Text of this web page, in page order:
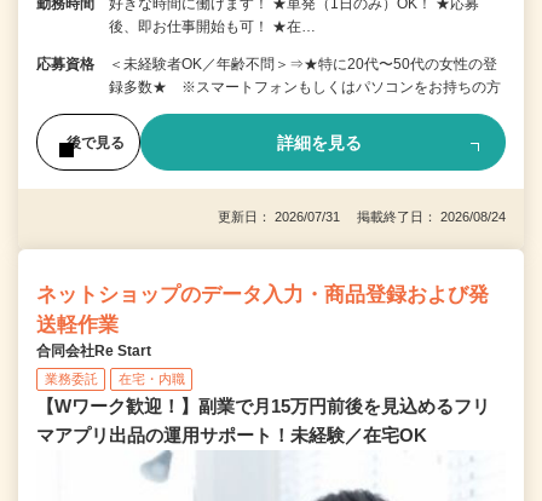
勤務時間
好きな時間に働けます！ ★単発（1日のみ）OK！ ★応募
後、即お仕事開始も可！ ★在…
応募資格
＜未経験者OK／年齢不問＞⇒★特に20代〜50代の女性の登
録多数★ ※スマートフォンもしくはパソコンをお持ちの方
後で見る 詳細を見る
更新日： 2026/07/31 掲載終了日： 2026/08/24
ネットショップのデータ入力・商品登録および発
送軽作業
合同会社Re Start
業務委託 在宅・内職
【Wワーク歓迎！】副業で月15万円前後を見込めるフリ
マアプリ出品の運用サポート！未経験／在宅OK